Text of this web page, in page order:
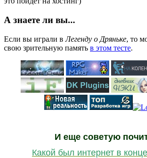
А знаете ли вы...
Если вы играли вЛегенду о Дряньке, то
свою зрительную память в этом тесте.
И еще советую
Какой был интернет в